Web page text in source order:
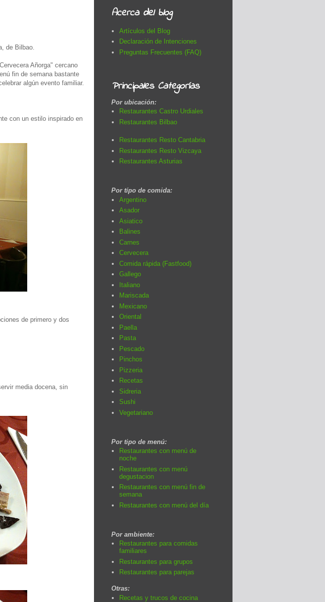
de Bilbao.
Añorga" cercano
fin de semana bastante
algún evento familiar.
con un estilo inspirado en
de primero y dos
media docena, sin
Acerca del blog
Artículos del Blog
Declaración de Intenciones
Preguntas Frecuentes (FAQ)
Principales Categorías
Por ubicación:
Restaurantes Castro Urdiales
Restaurantes Bilbao
Restaurantes Resto Cantabria
Restaurantes Resto Vizcaya
Restaurantes Asturias
Por típo de comida:
Argentino
Asador
Asiatico
Balines
Carnes
Cervecera
Comida rápida (Fastfood)
Gallego
Italiano
Mariscada
Mexicano
Oriental
Paella
Pasta
Pescado
Pinchos
Pizzeria
Recetas
Sidreria
Sushi
Vegetariano
Por tipo de menú:
Restaurantes con menú de
noche
Restaurantes con menú
degustacion
Restaurantes con menú fin de
semana
Restaurantes con menú del día
Por ambiente:
Restaurantes para comidas
familiares
Restaurantes para grupos
Restaurantes para parejas
Otras:
Recetas y trucos de cocina